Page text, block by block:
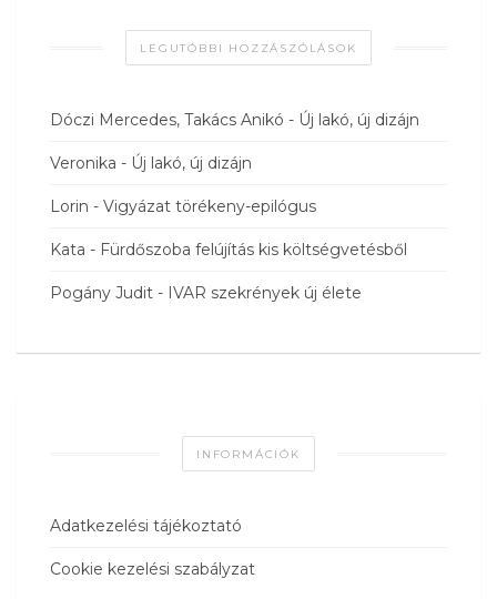
LEGUTÓBBI HOZZÁSZÓLÁSOK
Dóczi Mercedes, Takács Anikó - Új lakó, új dizájn
Veronika - Új lakó, új dizájn
Lorin - Vigyázat törékeny-epilógus
Kata - Fürdőszoba felújítás kis költségvetésből
Pogány Judit - IVAR szekrények új élete
INFORMÁCIÓK
Adatkezelési tájékoztató
Cookie kezelési szabályzat